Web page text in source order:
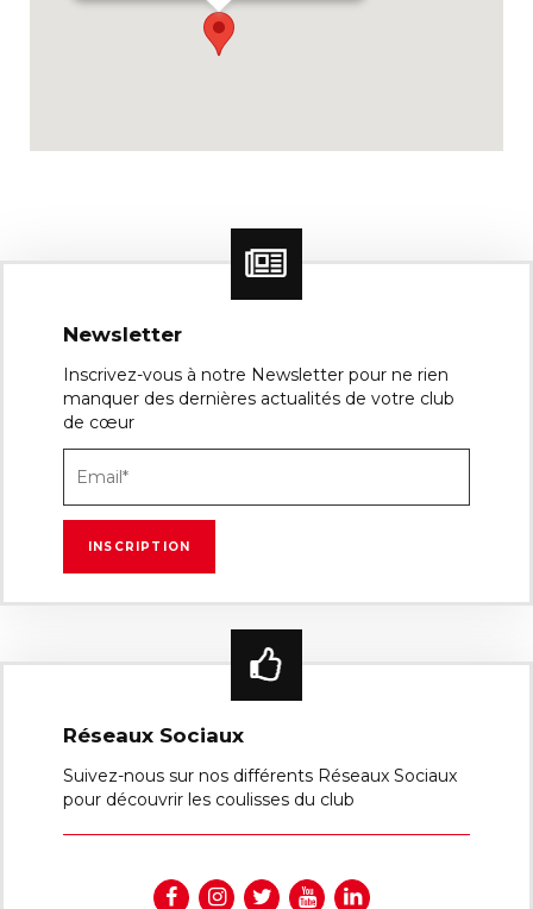
Newsletter
Inscrivez-vous à notre Newsletter pour ne rien
manquer des dernières actualités de votre club
de cœur
Réseaux Sociaux
Suivez-nous sur nos différents Réseaux Sociaux
pour découvrir les coulisses du club